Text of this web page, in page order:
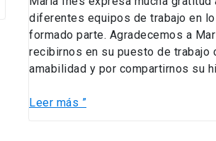
diferentes equipos de trabajo en
formado parte. Agradecemos a
recibirnos en su puesto de trabajo
amabilidad y por compartirnos su
Leer más ”